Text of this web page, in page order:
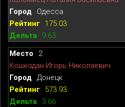
Одесса
175.03
9.63
2
Кошкодан Игорь Николаевич
Донецк
573.93
3.66